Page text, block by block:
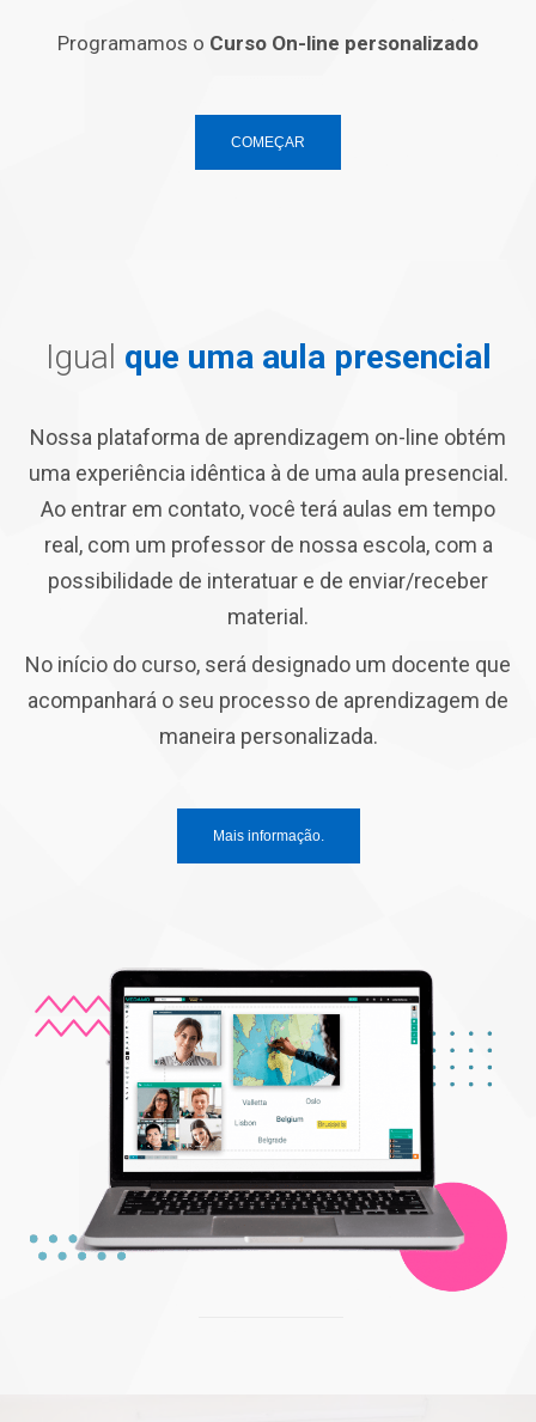
Programamos o Curso On-line personalizado
COMEÇAR
Igual que uma aula presencial
Nossa plataforma de aprendizagem on-line obtém
uma experiência idêntica à de uma aula presencial.
Ao entrar em contato, você terá aulas em tempo
real, com um professor de nossa escola, com a
possibilidade de interatuar e de enviar/receber
material.
No início do curso, será designado um docente que
acompanhará o seu processo de aprendizagem de
maneira personalizada.
Mais informação.